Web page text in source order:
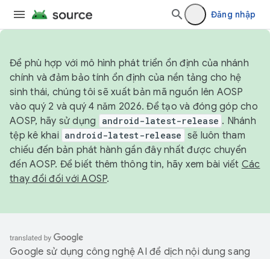
Đăng nhập
Để phù hợp với mô hình phát triển ổn định của nhánh
chính và đảm bảo tính ổn định của nền tảng cho hệ
sinh thái, chúng tôi sẽ xuất bản mã nguồn lên AOSP
vào quý 2 và quý 4 năm 2026. Để tạo và đóng góp cho
AOSP, hãy sử dụng
android-latest-release . Nhánh
tệp kê khai android-latest-release sẽ luôn tham
chiếu đến bản phát hành gần đây nhất được chuyển
đến AOSP. Để biết thêm thông tin, hãy xem bài viết Các
thay đổi đối với AOSP.
Google sử dụng công nghệ AI để dịch nội dung sang